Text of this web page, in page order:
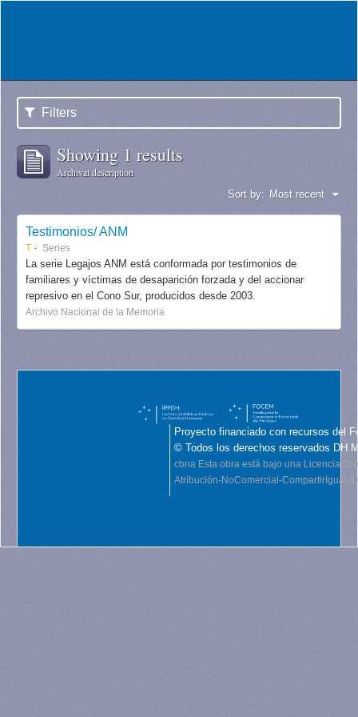
Filters
Showing 1 results
Archival description
Sort by: Most recent
Testimonios/ ANM
T Series
La serie Legajos ANM está conformada por testimonios de
familiares y víctimas de desaparición forzada y del accionar
represivo en el Cono Sur, producidos desde 2003.
Archivo Nacional de la Memoria
Proyecto financiado con recursos del
© Todos los derechos reservados DH
cbna Esta obra está bajo una Licencia
Atribución-NoComercial-CompartirIgual